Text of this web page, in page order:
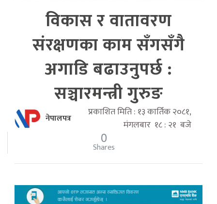
विकास र वातावरण
संरक्षणका काम सँगसँगै
अगाडि बढाउनुपर्छ :
सञ्चारमन्त्री गुरुङ
नेपालपत्र
प्रकाशित मिति : १३ कार्तिक २०८१,
मंगलबार १८ : २१ बजे
0
Shares